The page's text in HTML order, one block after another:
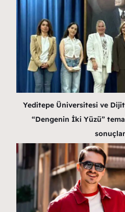
Yeditepe Üniversitesi ve
“Dengenin İki Yüzü”